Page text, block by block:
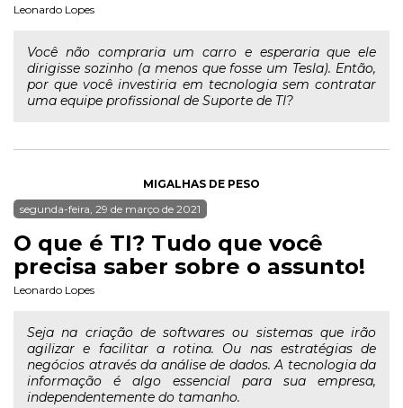
Leonardo Lopes
Você não compraria um carro e esperaria que ele
dirigisse sozinho (a menos que fosse um Tesla). Então,
por que você investiria em tecnologia sem contratar
uma equipe profissional de Suporte de TI?
MIGALHAS DE PESO
segunda-feira, 29 de março de 2021
O que é TI? Tudo que você
precisa saber sobre o assunto!
Leonardo Lopes
Seja na criação de softwares ou sistemas que irão
agilizar e facilitar a rotina. Ou nas estratégias de
negócios através da análise de dados. A tecnologia da
informação é algo essencial para sua empresa,
independentemente do tamanho.